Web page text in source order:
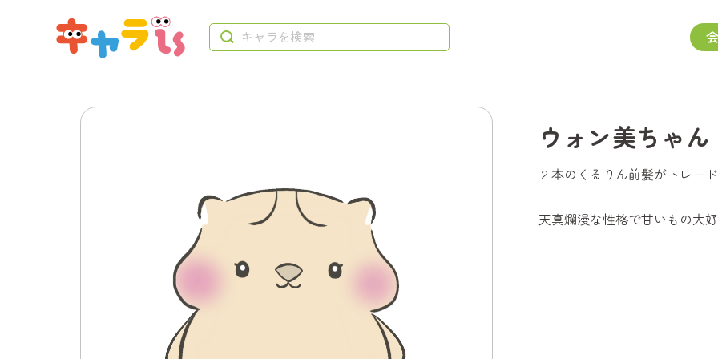
ウォン美ちゃん
２本のくるりん前髪がトレー
天真爛漫な性格で甘いもの大